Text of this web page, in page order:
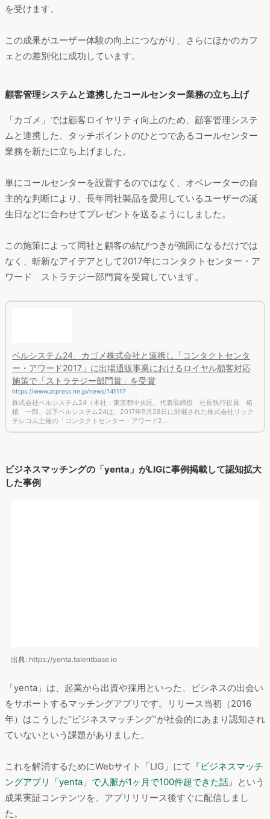
を受けます。
この成果がユーザー体験の向上につながり、さらにほかのカフ
ェとの差別化に成功しています。
顧客管理システムと連携したコールセンター業務の立ち上げ
「カゴメ」では顧客ロイヤリティ向上のため、顧客管理システ
ムと連携した、タッチポイントのひとつであるコールセンター
業務を新たに立ち上げました。
単にコールセンターを設置するのではなく、オペレーターの自
主的な判断により、長年同社製品を愛用しているユーザーの誕
生日などに合わせてプレゼントを送るようにしました。
この施策によって同社と顧客の結びつきが強固になるだけでは
なく、斬新なアイデアとして2017年にコンタクトセンター・ア
ワード ストラテジー部門賞を受賞しています。
ベルシステム24、カゴメ株式会社と連携し「コンタクトセンタ
ー・アワード2017」に出場通販事業におけるロイヤル顧客対応
施策で「ストラテジー部門賞」を受賞
https://www.atpress.ne.jp/news/141117
株式会社ベルシステム24（本社：東京都中央区、代表取締役 社長執行役員 柘
植 一郎、以下ベルシステム24は、2017年9月28日に開催された株式会社リック
テレコム主催の「コンタクトセンター・アワード2…
ビジネスマッチングの「yenta」がLIGに事例掲載して認知拡大
した事例
成果実証コンテンツを、アプリリリース後すぐに配信しまし
この記事によってyentaが画期的なツールとして加速度的に注目
されるようになり、ダウンロード数増加を実現しました。
「サイボウズ」がオウンドメディアをタッチポイントにブラン
ドイメージを向上させた事例
出典: https://cybozushiki.cybozu.co.jp